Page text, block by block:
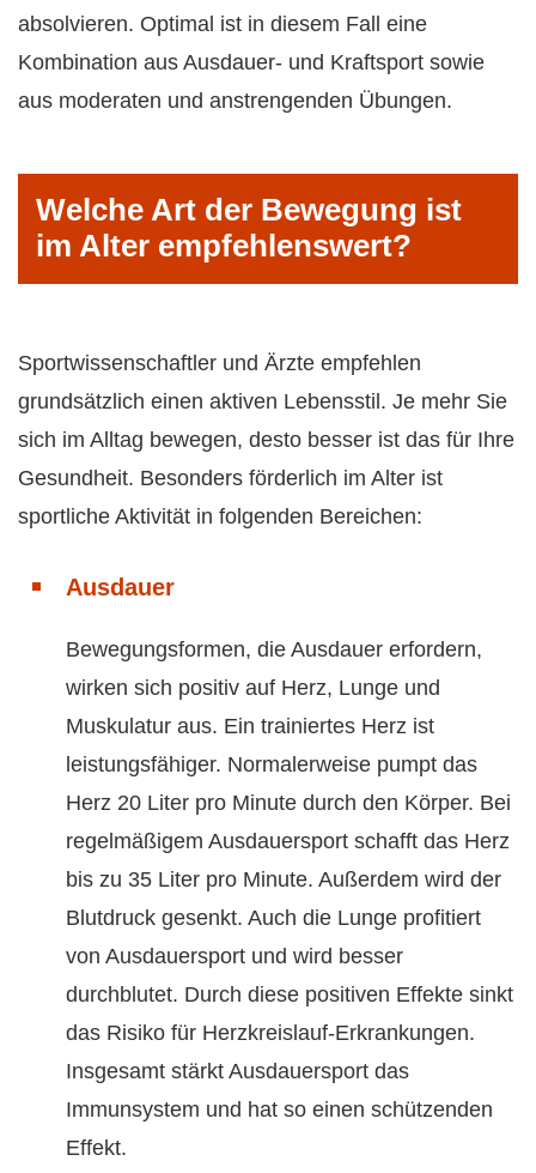
absolvieren. Optimal ist in diesem Fall eine
Kombination aus Ausdauer- und Kraftsport sowie
aus moderaten und anstrengenden Übungen.
Welche Art der Bewegung ist
im Alter empfehlenswert?
Sportwissenschaftler und Ärzte empfehlen
grundsätzlich einen aktiven Lebensstil. Je mehr Sie
sich im Alltag bewegen, desto besser ist das für Ihre
Gesundheit. Besonders förderlich im Alter ist
sportliche Aktivität in folgenden Bereichen:
Ausdauer
Bewegungsformen, die Ausdauer erfordern,
wirken sich positiv auf Herz, Lunge und
Muskulatur aus. Ein trainiertes Herz ist
leistungsfähiger. Normalerweise pumpt das
Herz 20 Liter pro Minute durch den Körper. Bei
regelmäßigem Ausdauersport schafft das Herz
bis zu 35 Liter pro Minute. Außerdem wird der
Blutdruck gesenkt. Auch die Lunge profitiert
von Ausdauersport und wird besser
durchblutet. Durch diese positiven Effekte sinkt
das Risiko für Herzkreislauf-Erkrankungen.
Insgesamt stärkt Ausdauersport das
Immunsystem und hat so einen schützenden
Effekt.